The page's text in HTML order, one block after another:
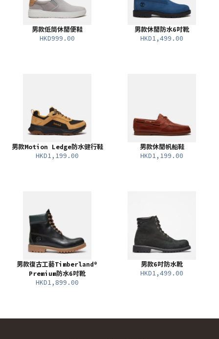
男款低筒休閒便鞋
HKD999.00
男款休閒防水6吋靴
HKD1,499.00
男款Motion Ledge防水健行鞋
HKD1,199.00
男款休閒帆船鞋
HKD1,199.00
男款復古工藝Timberland®
Premium防水6吋靴
HKD1,899.00
男款6吋防水靴
HKD1,499.00